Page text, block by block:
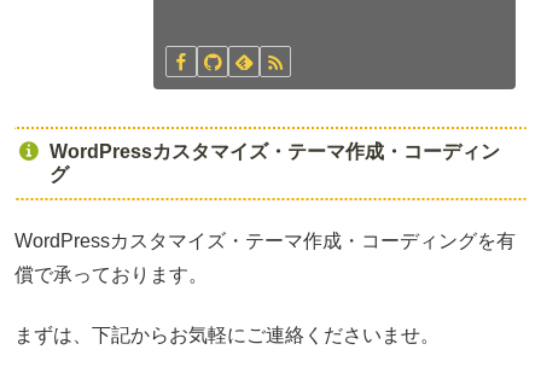
WordPressカスタマイズ・テーマ作成・コーディン
グ
WordPressカスタマイズ・テーマ作成・コーディングを有
償で承っております。
まずは、下記からお気軽にご連絡くださいませ。